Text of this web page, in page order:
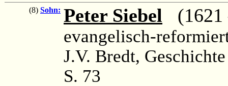
(8) Sohn: Peter Siebel (1621
evangelisch-
J.V. Bredt,
S. 73